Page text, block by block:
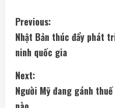
C
o
n
t
Previous:
Nhật Bản thúc đẩy phát
ninh quốc gia
Next:
Người Mỹ đang gánh